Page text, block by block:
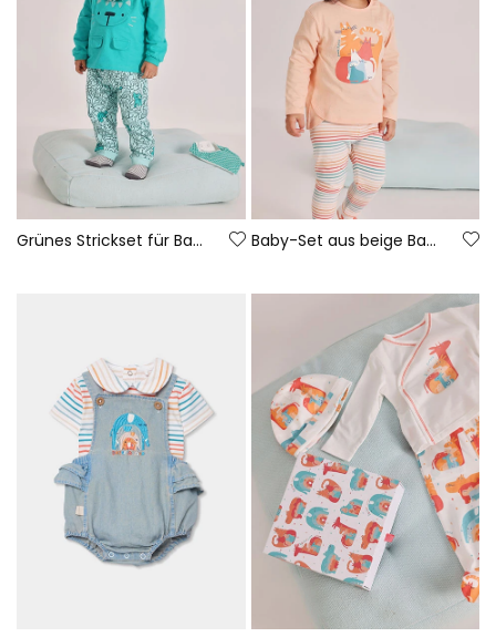
Grünes Strickset für Babyjungen Baby-Set aus beige Baumwolle T-Shirt und Hose